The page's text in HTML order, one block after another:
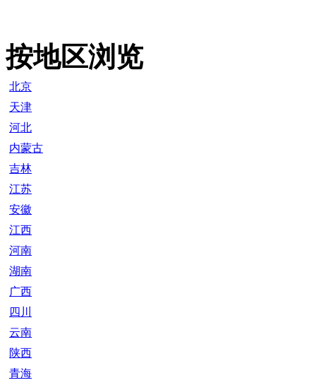
按地区浏览
北京
天津
河北
内蒙古
吉林
江苏
安徽
江西
河南
湖南
广西
四川
云南
陕西
青海